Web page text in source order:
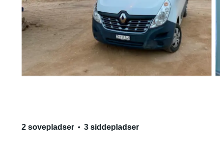
2 sovepladser
3 siddepladser